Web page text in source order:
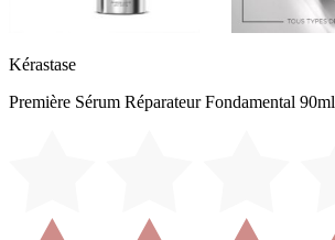
Kérastase
Première Sérum Réparateur Fondamental 90ml